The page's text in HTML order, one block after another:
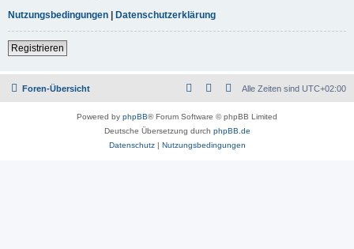
Nutzungsbedingungen
Datenschutzerklärung
Registrieren
Foren-Übersicht Alle Zeiten sind UTC+02:00
Powered by phpBB® Forum Software © phpBB Limited
Deutsche Übersetzung durch phpBB.de
Datenschutz| Nutzungsbedingungen